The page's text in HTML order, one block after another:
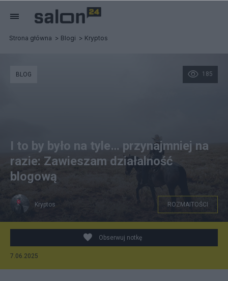
Strona główna Blogi Kryptos
185
BLOG
I to by było na tyle… przynajmniej na
razie: Zawieszam działalność
blogową
Kryptos ROZMAITOŚCI
Obserwuj notkę
7.06.2025